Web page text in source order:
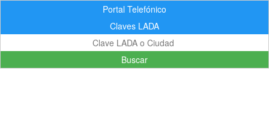
Portal Telefónico
Claves LADA
Buscar